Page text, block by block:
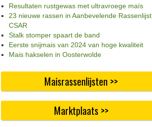
Resultaten rustgewas met ultravroege maïs
23 nieuwe rassen in Aanbevelende Rassenlijst
CSAR
Stalk stomper spaart de band
Eerste snijmais van 2024 van hoge kwaliteit
Mais hakselen in Oosterwolde
Maisrassenlijsten >>
Marktplaats >>